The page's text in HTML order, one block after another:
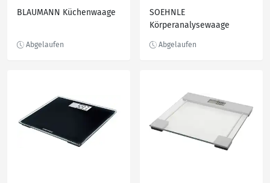
BLAUMANN Küchenwaage
SOEHNLE
Körperanalysewaage
200«